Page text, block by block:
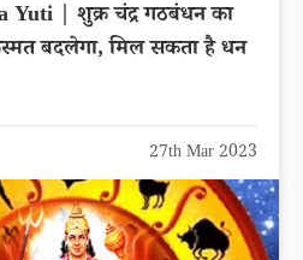
Yuti | शुक्र चंद्र गठबंधन का
बदलेगा, मिल सकता है धन
27th Mar 2023